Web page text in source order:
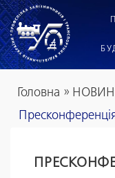
Головна »